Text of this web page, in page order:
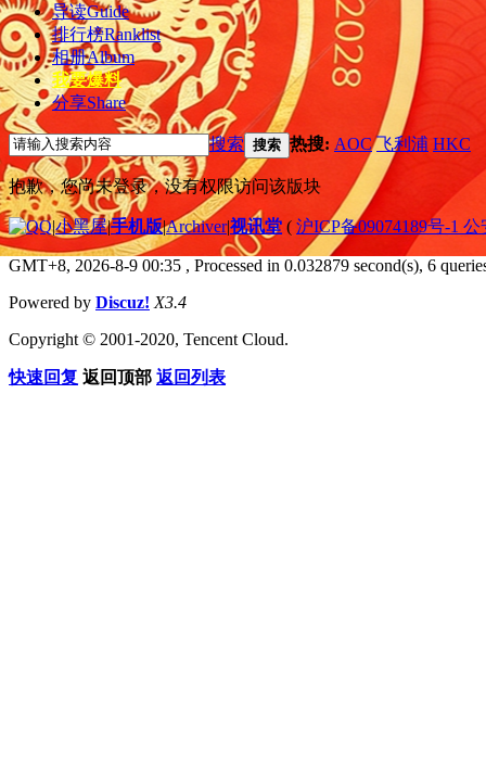
导读Guide
排行榜Ranklist
相册Album
我要爆料
分享Share
搜索 搜索 热搜: AOC 飞利浦 HKC
抱歉，您尚未登录，没有权限访问该版块
|小黑屋|手机版|Archiver|视讯堂 ( 沪ICP备09074189号-1
GMT+8, 2026-8-9 00:35 , Processed in 0.032879 second(s), 6
Powered by Discuz! X3.4
Copyright © 2001-2020, Tencent Cloud.
快速回复 返回顶部 返回列表